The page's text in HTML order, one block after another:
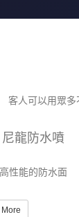
客人可以用眾
龍防水噴
性能的防水面